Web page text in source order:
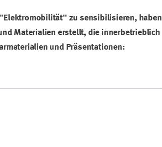
zu sensibilisieren, haben
Materialien erstellt, die innerbetrieblich
und Präsentationen: